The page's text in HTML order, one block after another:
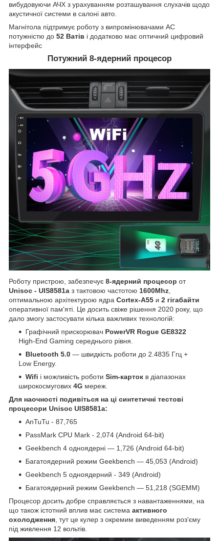
вибудовуючи АЧХ з урахуванням розташування слухачів щодо
акустичної системи в салоні авто.
Магнітола підтримує роботу з випромінювачами АС
потужністю до 52 Ватів і додатково має оптичний цифровий
інтерфейс
Потужний 8-ядерний процесор
Роботу пристрою, забезпечує 8-ядерний процесор от
Unisoc - UIS8581a з тактовою частотою 1600Mhz
оптимальною архітектурою ядра Cortex-A55 и 2 гігабайти
оперативної пам'яті. Це досить свіже рішення 2020 року, що
дало змогу застосувати кілька важливих технологій:
Графічний прискорювач PowerVR Rogue GE8322
High-End Gaming середнього рівня.
Bluetooth 5.0 — швидкість роботи до 2.4835 Ггц +
Low Energy.
Wifi і можливість роботи Sim-карток в діапазонах
широкосмугових 4G мереж.
Для наочності подивіться на ці синтетичні тестові
процесори Unisoc UIS8581a:
AnTuTu - 87,765
PassMark CPU Mark - 2,074 (Android 64-bit)
Geekbench 4 одноядерні — 1,726 (Android 64-bit)
Багатоядерний режим Geekbench — 45,053 (Android)
Geekbench 5 одноядерний - 349 (Android)
Багатоядерний режим Geekbench — 51,218 (SGEMM)
Процесор досить добре справляється з навантаженнями, на
що також істотний вплив має система активного
охолодження , тут це кулер з окремим виведенням роз'єму
під живлення 12 вольтів.